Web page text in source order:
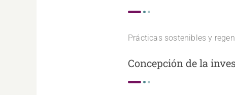
Prácticas sostenibles y
Concepción de la